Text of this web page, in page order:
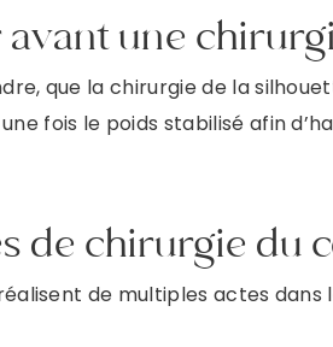
avant une
que la chirurgie de la
une fois le poids stabilisé afin
de chirurgie du
de multiples actes dans